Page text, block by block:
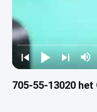
705-55-13020 het